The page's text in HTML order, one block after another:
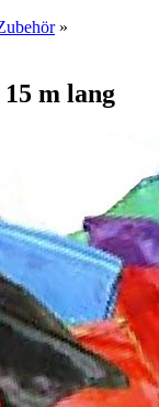
»
m lang